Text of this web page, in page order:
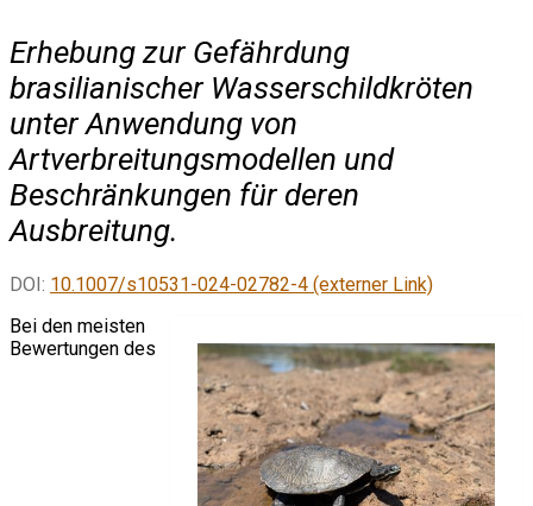
Erhebung zur Gefährdung
brasilianischer Wasserschildkröten
unter Anwendung von
Artverbreitungsmodellen und
Beschränkungen für deren
Ausbreitung.
DOI: 10.1007/s10531-024-02782-4 (externer Link)
Bei den meisten
Bewertungen des